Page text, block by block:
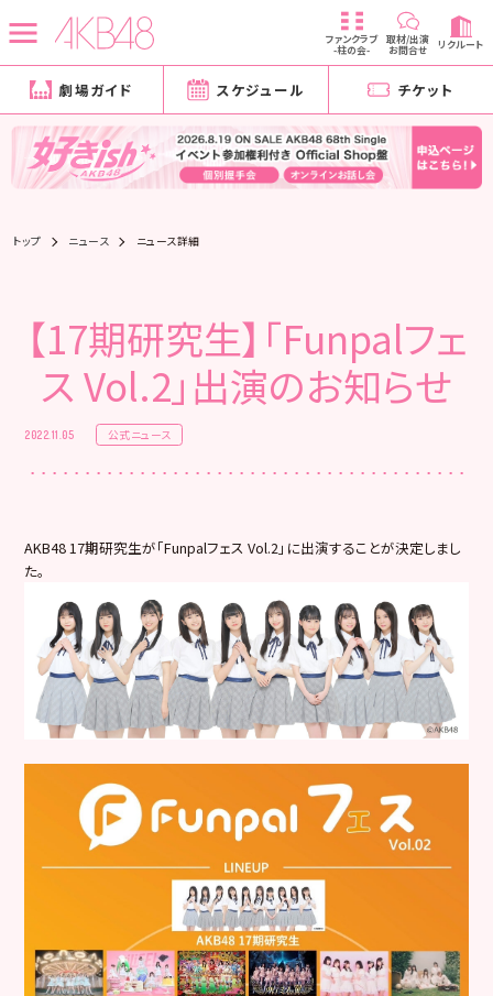
ファンクラブ
-柱の会-
取材/出演
お問合せ リクルート
劇場ガイド スケジュール チケット
トップ ニュース ニュース詳細
【17期研究生】「Funpalフェ
ス Vol.2」出演のお知らせ
2022.11.05 公式ニュース
AKB48 17期研究生が「Funpalフェス Vol.2」に出演することが決定しまし
た。